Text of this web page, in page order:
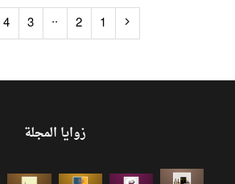
1
2
..
3
4
زوايا المجلة